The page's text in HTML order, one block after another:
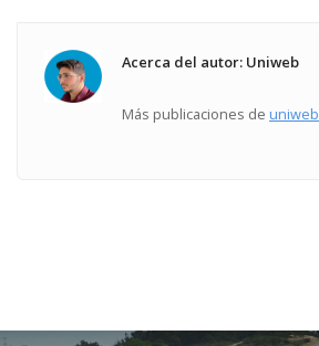
Acerca del autor: Uniweb
Más publicaciones de uniweb